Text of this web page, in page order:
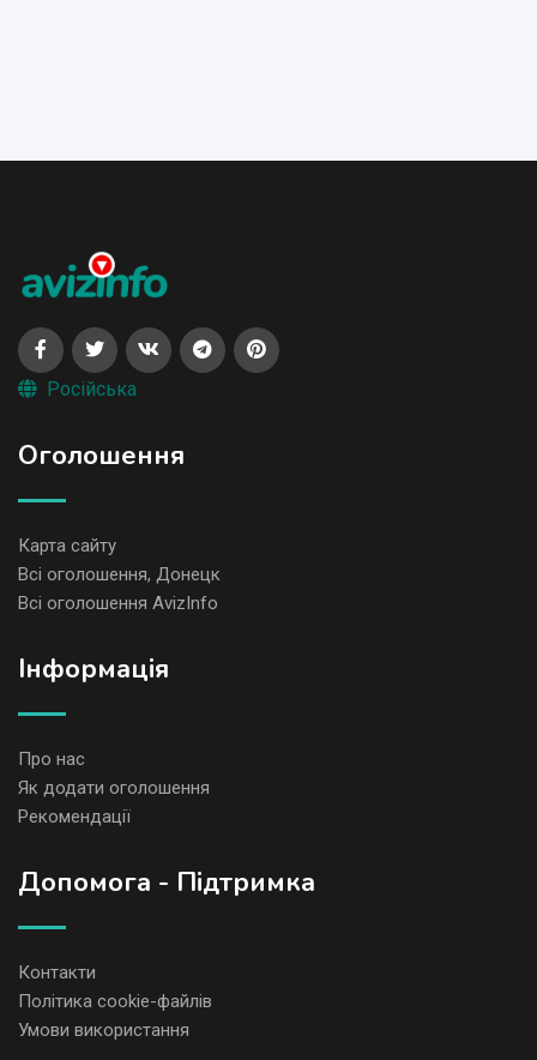
Російська
Оголошення
Карта сайту
Всі оголошення, Донецк
Всі оголошення AvizInfo
Iнформація
Про нас
Як додати оголошення
Рекомендації
Допомога - Підтримка
Контакти
Політика cookie-файлів
Умови використання